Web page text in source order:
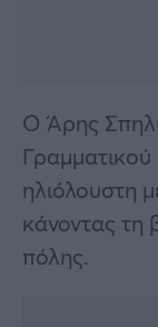
Ο Άρης
Γραμματικού
ηλιόλουστη
κάνοντας τη
πόλης.